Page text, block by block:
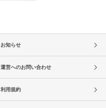
お知らせ
運営へのお問い合わせ
利用規約